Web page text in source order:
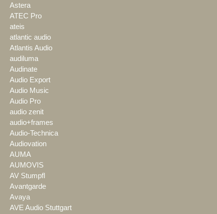
Astera
ATEC Pro
ateis
atlantic audio
Atlantis Audio
audiluma
Audinate
Audio Export
Audio Music
Audio Pro
audio zenit
audio+frames
Audio-Technica
Audiovation
AUMA
AUMOVIS
AV Stumpfl
Avantgarde
Avaya
AVE Audio Stuttgart